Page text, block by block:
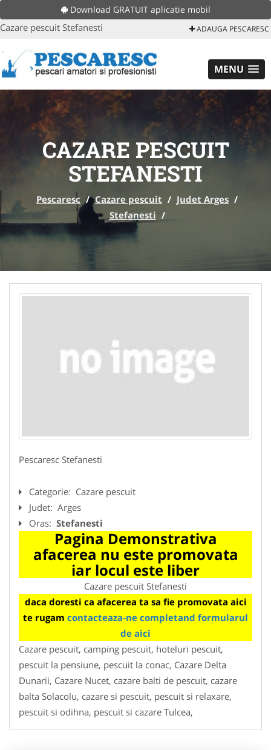
Download GRATUIT aplicatie mobil
Cazare pescuit Stefanesti ADAUGA PESCARESC
MENU
CAZARE PESCUIT
STEFANESTI
Pescaresc / Cazare pescuit / Judet Arges /
Stefanesti /
Pescaresc Stefanesti
Categorie: Cazare pescuit
Judet: Arges
Oras: Stefanesti
Pagina Demonstrativa
afacerea nu este promovata
iar locul este liber
Cazare pescuit Stefanesti
daca doresti ca afacerea ta sa fie promovata aici
te rugam contacteaza-ne completand formularul
de aici
Cazare pescuit, camping pescuit, hoteluri pescuit,
pescuit la pensiune, pescuit la conac, Cazare Delta
Dunarii, Cazare Nucet, cazare balti de pescuit, cazare
balta Solacolu, cazare si pescuit, pescuit si relaxare,
pescuit si odihna, pescuit si cazare Tulcea,